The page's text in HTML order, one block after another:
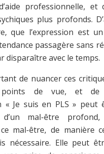
professionnelle, et
plus profonds.
que l’expression est
passagère sans
disparaître avec le temps.
de nuancer ces
points de vue, et de
« Je suis en PLS »
d’un mal-être
ce mal-être, de manière
nécessaire. Elle peut